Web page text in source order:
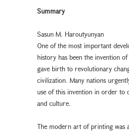
Summary
Sasun M. Haroutyunyan
One of the most important
history has been the invention
gave birth to revolutionary
civilization. Many nations
use of this invention in order to
and culture.
The modern art of printing was